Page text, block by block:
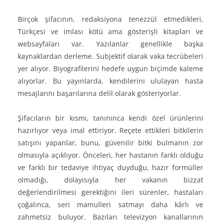
Birçok şifacının, redaksiyona tenezzül etmedikleri,
Türkçesi ve imlası kötü ama gösterişli kitapları ve
websayfaları var. Yazılanlar genellikle başka
kaynaklardan derleme. Subjektif olarak vaka tecrübeleri
yer alıyor. Biyografilerini hedefe uygun biçimde kaleme
alıyorlar. Bu yayınlarda, kendilerini ululayan hasta
mesajlarını başarılarına delil olarak gösteriyorlar.
Şifacıların bir kısmı, tanınınca kendi özel ürünlerini
hazırlıyor veya imal ettiriyor. Reçete ettikleri bitkilerin
satışını yapanlar, bunu, güvenilir bitki bulmanın zor
olmasıyla açıklıyor. Önceleri, her hastanın farklı olduğu
ve farklı bir tedaviye ihtiyaç duyduğu, hazır formüller
olmadığı, dolayısıyla her vakanın bizzat
değerlendirilmesi gerektiğini ileri sürenler, hastaları
çoğalınca, seri mamulleri satmayı daha kârlı ve
zahmetsiz buluyor. Bazıları televizyon kanallarının